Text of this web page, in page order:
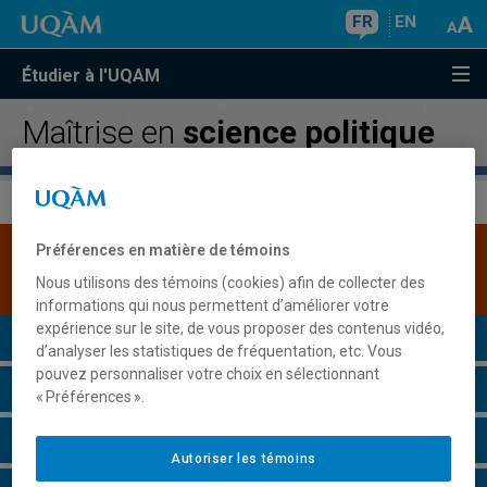
FR EN
Étudier à l'UQAM
Maîtrise en science politique
Une version plus récente de ce programme est
disponible.Cliquez ici pour la consulter.
Présentation du programme
Conditions d'admission
Cours à suivre et horaires
Préférences en matière de témoins
Nous utilisons des témoins (cookies) afin de collecter des
informations qui nous permettent d’améliorer votre
expérience sur le site, de vous proposer des contenus vidéo,
d’analyser les statistiques de fréquentation, etc. Vous
pouvez personnaliser votre choix en sélectionnant
« Préférences ».
Autoriser les témoins